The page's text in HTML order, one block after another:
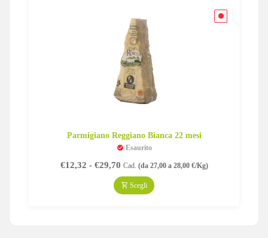
Parmigiano Reggiano Bianca 22 mesi
Esaurito
€12,32 - €29,70Fascia
prezzo:
da
Cad. (da 27,00 a 28,00 €/Kg)
Scegli